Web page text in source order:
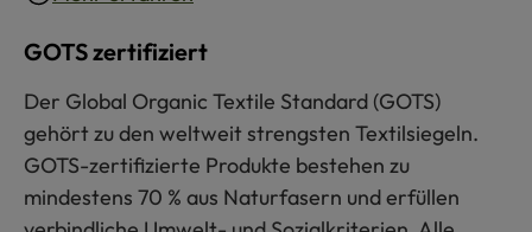
GOTS zertifiziert
Der Global Organic Textile Standard (GOTS)
gehört zu den weltweit strengsten Textilsiegeln.
GOTS-zertifizierte Produkte bestehen zu
mindestens 70 % aus Naturfasern und erfüllen